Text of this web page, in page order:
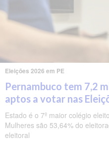
Eleições 2026 em PE
Pernambuco tem 7,2
aptos a votar nas
Estado é o 7º maior colégio
Mulheres são 53,64% do
eleitoral